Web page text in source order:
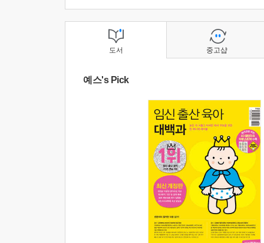
도서
예스's Pick
중고샵